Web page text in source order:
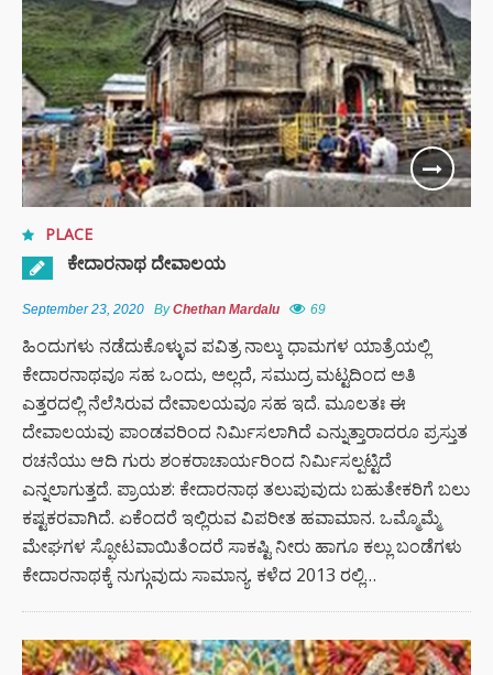
PLACE
ಕೇದಾರನಾಥ ದೇವಾಲಯ
September 23, 2020 ByChethan Mardalu 69
ಹಿಂದುಗಳು ನಡೆದುಕೊಳ್ಳುವ ಪವಿತ್ರ ನಾಲ್ಕು ಧಾಮಗಳ ಯಾತ್ರೆಯಲ್ಲಿ
ಕೇದಾರನಾಥವೂ ಸಹ ಒಂದು, ಅಲ್ಲದೆ, ಸಮುದ್ರ ಮಟ್ಟದಿಂದ ಅತಿ
ಎತ್ತರದಲ್ಲಿ ನೆಲೆಸಿರುವ ದೇವಾಲಯವೂ ಸಹ ಇದೆ. ಮೂಲತಃ ಈ
ದೇವಾಲಯವು ಪಾಂಡವರಿಂದ ನಿರ್ಮಿಸಲಾಗಿದೆ ಎನ್ನುತ್ತಾರಾದರೂ ಪ್ರಸ್ತುತ
ರಚನೆಯು ಆದಿ ಗುರು ಶಂಕರಾಚಾರ್ಯರಿಂದ ನಿರ್ಮಿಸಲ್ಪಟ್ಟಿದೆ
ಎನ್ನಲಾಗುತ್ತದೆ. ಪ್ರಾಯಶ: ಕೇದಾರನಾಥ ತಲುಪುವುದು ಬಹುತೇಕರಿಗೆ ಬಲು
ಕಷ್ಟಕರವಾಗಿದೆ. ಏಕೆಂದರೆ ಇಲ್ಲಿರುವ ವಿಪರೀತ ಹವಾಮಾನ. ಒಮ್ಮೊಮ್ಮೆ
ಮೇಘಗಳ ಸ್ಫೋಟವಾಯಿತೆಂದರೆ ಸಾಕಷ್ಟಿ ನೀರು ಹಾಗೂ ಕಲ್ಲು ಬಂಡೆಗಳು
ಕೇದಾರನಾಥಕ್ಕೆ ನುಗ್ಗುವುದು ಸಾಮಾನ್ಯ. ಕಳೆದ 2013 ರಲ್ಲಿ…